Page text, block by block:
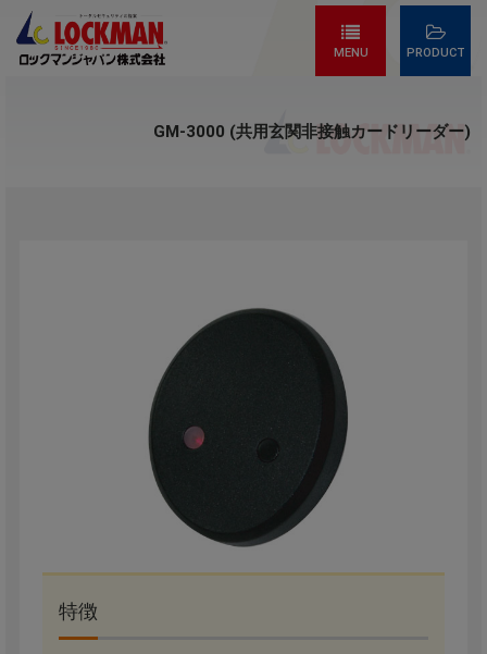
MENU PRODUCT
GM-3000 (共用玄関非接触カードリーダー)
特徴